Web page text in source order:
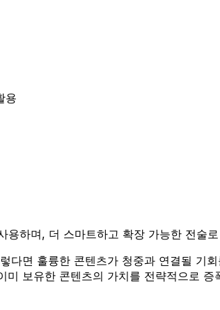
용
하며, 더 스마트하고 확장 가능한 전술
다면 훌륭한 콘텐츠가 청중과 연결될 기
보유한 콘텐츠의 가치를 전략적으로